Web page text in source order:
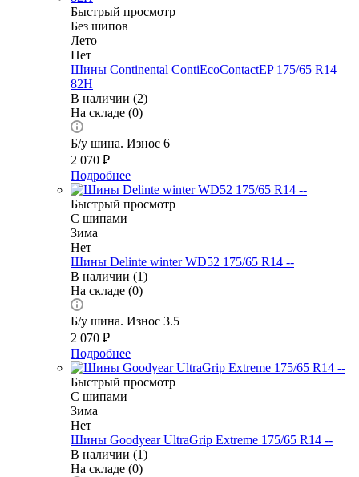
Быстрый просмотр
Без шипов
Лето
Нет
Шины Continental ContiEcoContactEP 175/65 R14
82H
В наличии (2)
На складе (0)
Б/у шина. Износ 6
2 070 ₽
Подробнее
Быстрый просмотр
С шипами
Зима
Нет
Шины Delinte winter WD52 175/65 R14 --
В наличии (1)
На складе (0)
Б/у шина. Износ 3.5
2 070 ₽
Подробнее
Быстрый просмотр
С шипами
Зима
Нет
Шины Goodyear UltraGrip Extreme 175/65 R14 --
В наличии (1)
На складе (0)